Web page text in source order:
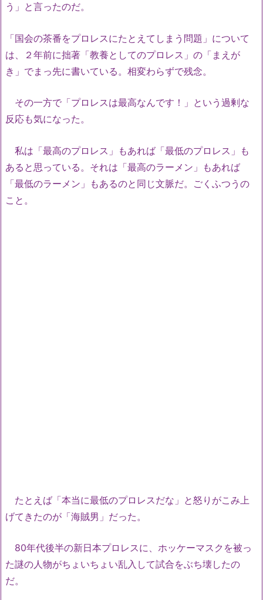
う」と言ったのだ。
「国会の茶番をプロレスにたとえてしまう問題」について
は、２年前に拙著「教養としてのプロレス」の「まえが
き」でまっ先に書いている。相変わらずで残念。
その一方で「プロレスは最高なんです！」という過剰な
反応も気になった。
私は「最高のプロレス」もあれば「最低のプロレス」も
あると思っている。それは「最高のラーメン」もあれば
「最低のラーメン」もあるのと同じ文脈だ。ごくふつうの
こと。
たとえば「本当に最低のプロレスだな」と怒りがこみ上
げてきたのが「海賊男」だった。
80年代後半の新日本プロレスに、ホッケーマスクを被っ
た謎の人物がちょいちょい乱入して試合をぶち壊したの
だ。